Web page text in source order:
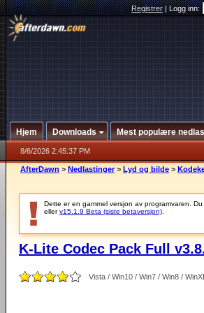
Registrer|Logg inn:
Hjem Downloads Mest populære
8/6/2026 2:45:37 PM
AfterDawn > Nedlastinger > Lyd og bilde >
Dette er en gammel versjon av programvaren.
ellerv15.1.9 Beta (siste betaversjon)
K-Lite Codec Pack Full
Vista / Win10 / Win7 / Win8 /